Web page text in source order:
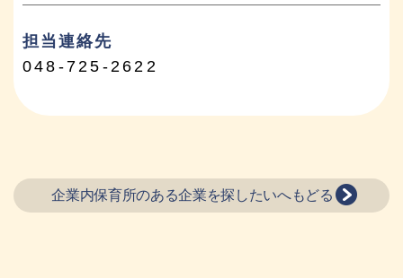
担当連絡先
048-725-2622
企業内保育所のある企業を探したいへもどる